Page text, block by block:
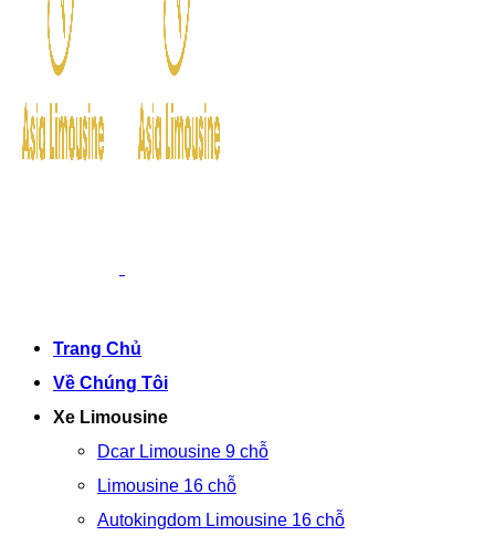
Trang Chủ
Về Chúng Tôi
Xe Limousine
Dcar Limousine 9 chỗ
Limousine 16 chỗ
Autokingdom Limousine 16 chỗ